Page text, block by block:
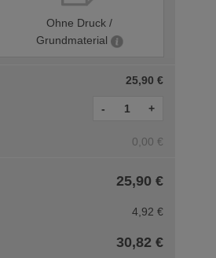
Ohne Druck /
Grundmaterial
25,90 €
- +
0,00 €
25,90 €
4,92 €
30,82 €